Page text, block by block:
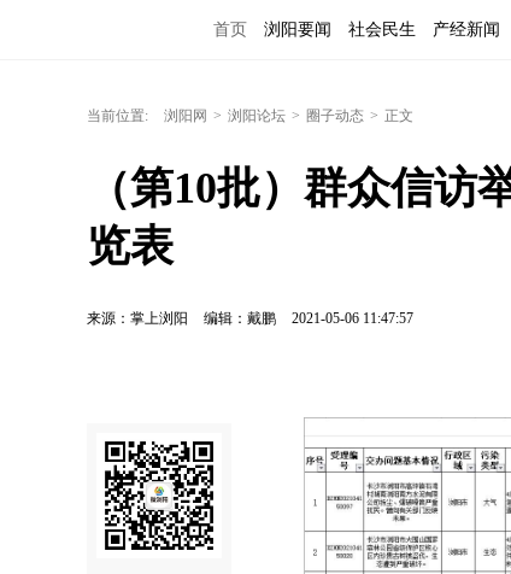
首页 浏阳要闻 社会民生 产经新闻
当前位置: 浏阳网 > 浏阳论坛 > 圈子动态 > 正文
（第10批）群众信
览表
来源：掌上浏阳 编辑：戴鹏 2021-05-06 11:47:57